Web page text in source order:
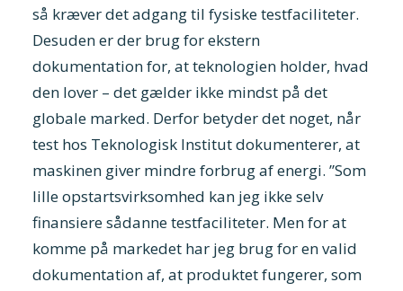
så kræver det adgang til fysiske testfaciliteter.
Desuden er der brug for ekstern
dokumentation for, at teknologien holder, hvad
den lover – det gælder ikke mindst på det
globale marked. Derfor betyder det noget, når
test hos Teknologisk Institut dokumenterer, at
maskinen giver mindre forbrug af energi. ”Som
lille opstartsvirksomhed kan jeg ikke selv
finansiere sådanne testfaciliteter. Men for at
komme på markedet har jeg brug for en valid
dokumentation af, at produktet fungerer, som